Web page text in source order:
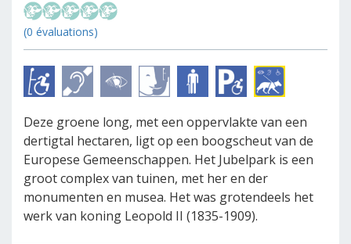
(0 évaluations)
Deze groene long, met een oppervlakte van een
dertigtal hectaren, ligt op een boogscheut van de
Europese Gemeenschappen. Het Jubelpark is een
groot complex van tuinen, met her en der
monumenten en musea. Het was grotendeels het
werk van koning Leopold II (1835-1909).